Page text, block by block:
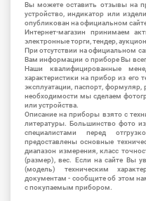
Вы можете оставить отзывы на
устройство, индикатор или
опубликован на официальном
Интернет-магазин принимаем
электронные торги, тендер,
При отсутствии на официальном
Вам информации о приборе Вы
Наши квалифицированные
характеристики на прибор из его
эксплуатации, паспорт,
необходимости мы сделаем
или устройства.
Описание на приборы взято с
литературы. Большинство фото
специалистами перед
предоставлены основные
диапазон измерения, класс
(размер), вес. Если на сайте Вы
(модель) техническим
документам - сообщите об этом
с покупаемым прибором.